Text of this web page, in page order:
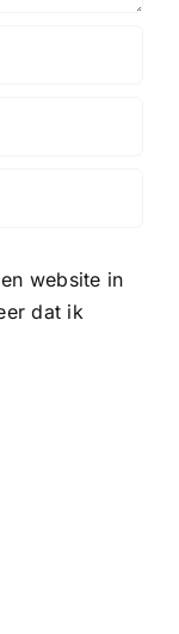
website in
dat ik